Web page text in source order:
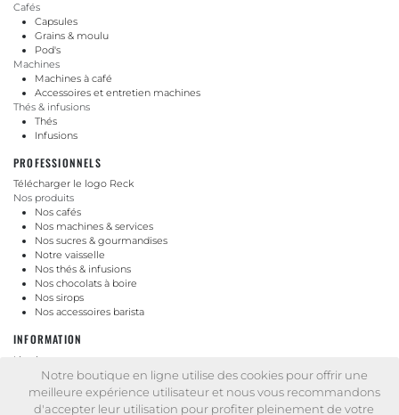
Notre boutique en ligne utilise des cookies pour offrir une
meilleure expérience utilisateur et nous vous recommandons
d'accepter leur utilisation pour profiter pleinement de votre
Cafés
Capsules
Grains & moulu
Pod's
Machines
Machines à café
Accessoires et entretien machines
Thés & infusions
Thés
Infusions
PROFESSIONNELS
Télécharger le logo Reck
Nos produits
Nos cafés
Nos machines & services
Nos sucres & gourmandises
Notre vaisselle
Nos thés & infusions
Nos chocolats à boire
Nos sirops
Nos accessoires barista
INFORMATION
Livraison
Mentions légales
Conditions générales de vente
Politique de protection des données personnelles